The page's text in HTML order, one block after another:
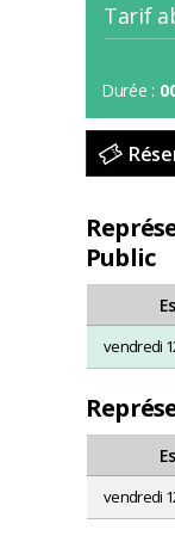
Tarif
Durée :
Public
vendredi
vendredi